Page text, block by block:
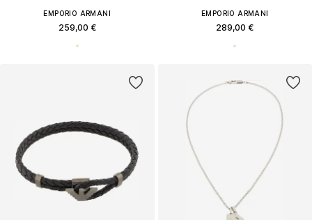
EMPORIO ARMANI
259,00 €
EMPORIO ARMANI
289,00 €